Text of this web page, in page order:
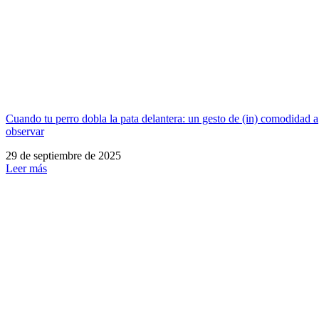
Cuando tu perro dobla la pata delantera: un gesto de (in) comodidad a
observar
29 de septiembre de 2025
Leer más